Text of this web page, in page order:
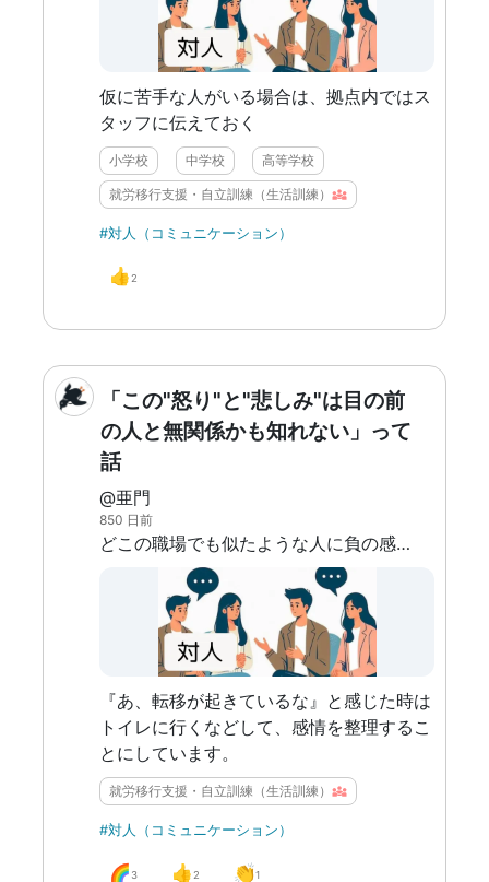
仮に苦手な人がいる場合は、拠点内ではス
タッフに伝えておく
小学校 中学校 高等学校
就労移行支援・自立訓練（生活訓練）
#対人（コミュニケーション）
👍 2
「この"怒り"と"悲しみ"は目の前
の人と無関係かも知れない」って
話
@亜門
850 日前
どこの職場でも似たような人に負の感情を抱いてしまい、コミュニケーションで失敗して辞めることになる。
『あ、転移が起きているな』と感じた時は
トイレに行くなどして、感情を整理するこ
とにしています。
就労移行支援・自立訓練（生活訓練）
#対人（コミュニケーション）
🌈 3 👍 2 👏1